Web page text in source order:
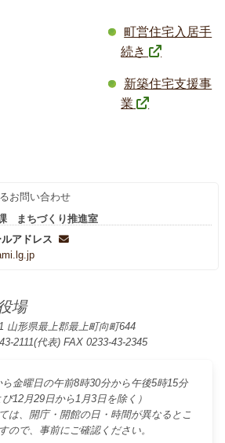
町営住宅入居手
続き
新築住宅支援事
業
お問い合わせ
まちづくり推進室
ルアドレス
場
山形県最上郡最上町向町644
2111(代表) FAX 0233-43-2345
金曜日の午前8時30分から午後5時15分
び12月29日から1月3日を除く）
は、開庁・開館の日・時間が異なるとこ
ので、事前にご確認ください。